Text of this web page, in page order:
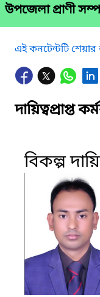
উপজেলা প্রাণী
এই কনটেন্টটি
দায়িত্বপ্রাপ্ত
বিকল্প